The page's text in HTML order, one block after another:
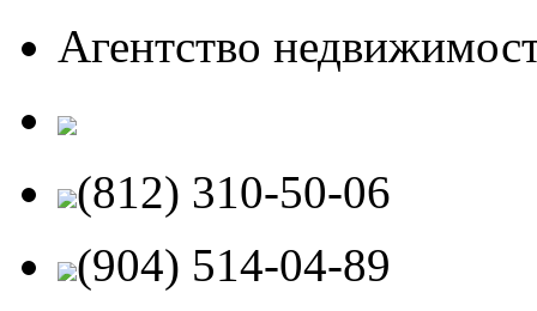
Агентство
(812) 310-50-06
(904) 514-04-89